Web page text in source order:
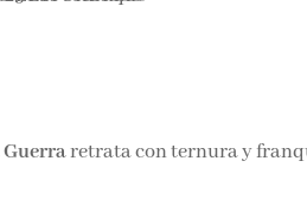
retrata con ternura y
Nombre*